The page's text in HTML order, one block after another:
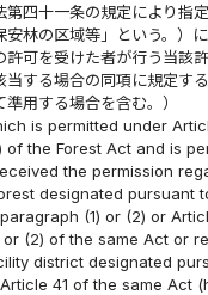
第四十一条の規定により指
安林の区域等」という。）
許可を受けた者が行う当該
当する場合の同項に規定す
用する場合を含む。）
is permitted under
of the Forest Act and is
the permission
designated pursuant
(1) or (2) or
or (2) of the same Act or
district designated
41 of the same Act